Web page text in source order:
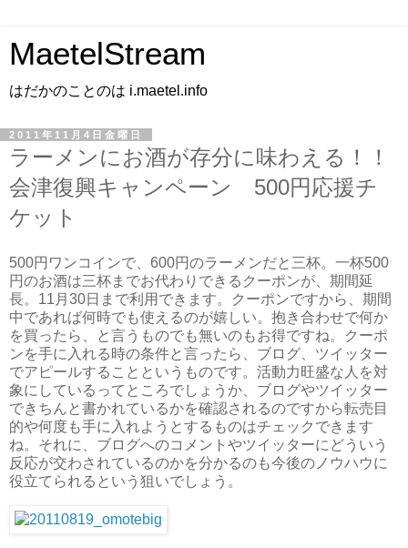
MaetelStream
はだかのことのは i.maetel.info
2011年11月4日金曜日
ラーメンにお酒が存分に味わえる！！
会津復興キャンペーン 500円応援チ
ケット
500円ワンコインで、600円のラーメンだと三杯。一杯500
円のお酒は三杯までお代わりできるクーポンが、期間延
長。11月30日まで利用できます。クーポンですから、期間
中であれば何時でも使えるのが嬉しい。抱き合わせで何か
を買ったら、と言うものでも無いのもお得ですね。クーポ
ンを手に入れる時の条件と言ったら、ブログ、ツイッター
でアピールすることというものです。活動力旺盛な人を対
象にしているってところでしょうか、ブログやツイッター
できちんと書かれているかを確認されるのですから転売目
的や何度も手に入れようとするものはチェックできます
ね。それに、ブログへのコメントやツイッターにどういう
反応が交わされているのかを分かるのも今後のノウハウに
役立てられるという狙いでしょう。